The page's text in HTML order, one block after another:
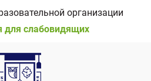
организации
для слабовидящих